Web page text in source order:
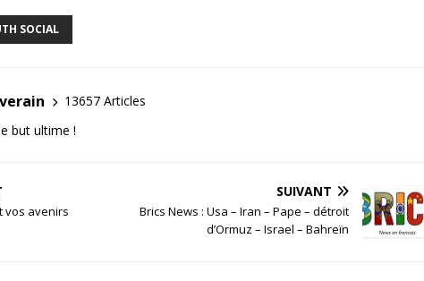
SOCIAL
13657 Articles
but ultime !
vos avenirs
SUIVANT
Brics News : Usa – Iran – Pape – détroit
d’Ormuz – Israel – Bahreïn